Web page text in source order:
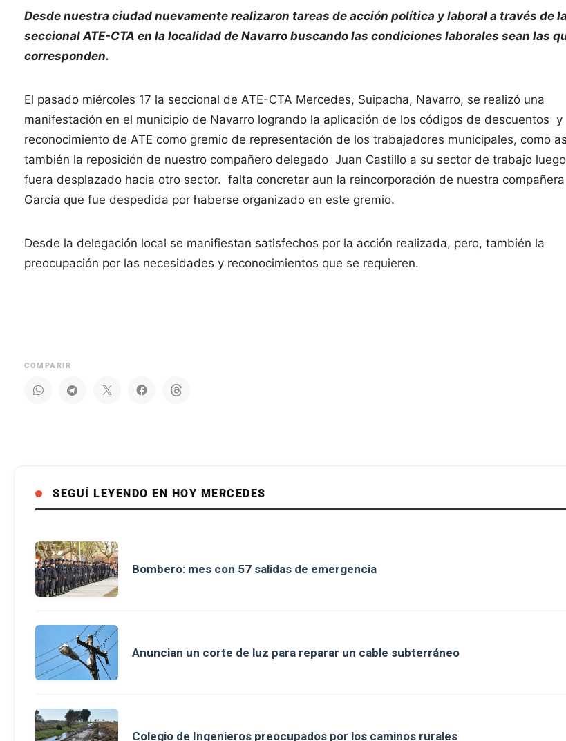
Desde nuestra ciudad nuevamente realizaron tareas de acción política y laboral a través de
seccional ATE-CTA en la localidad de Navarro buscando las condiciones laborales sean las
corresponden.
El pasado miércoles 17 la seccional de ATE-CTA Mercedes, Suipacha, Navarro, se realizó una
manifestación en el municipio de Navarro logrando la aplicación de los códigos de descuentos y
reconocimiento de ATE como gremio de representación de los trabajadores municipales, como
también la reposición de nuestro compañero delegado Juan Castillo a su sector de trabajo
fuera desplazado hacia otro sector. falta concretar aun la reincorporación de nuestra
García que fue despedida por haberse organizado en este gremio.
Desde la delegación local se manifiestan satisfechos por la acción realizada, pero, también la
preocupación por las necesidades y reconocimientos que se requieren.
COMPARIR
SEGUÍ LEYENDO EN HOY MERCEDES
Bombero: mes con 57 salidas de emergencia
Anuncian un corte de luz para reparar un cable subterráneo
Colegio de Ingenieros preocupados por los caminos rurales